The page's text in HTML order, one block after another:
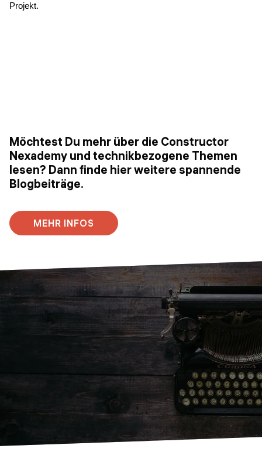
Projekt.
Möchtest Du mehr über die Constructor
Nexademy und technikbezogene Themen
lesen? Dann finde hier weitere spannende
Blogbeiträge.
MEHR INFOS